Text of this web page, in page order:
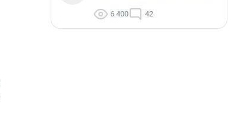
6 400 42